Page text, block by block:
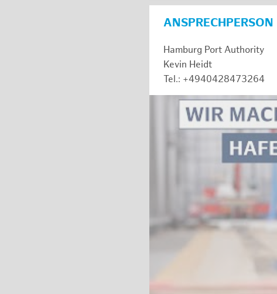
ANSPRECHPERSON
Hamburg Port Authority
Kevin Heidt
Tel.: +4940428473264